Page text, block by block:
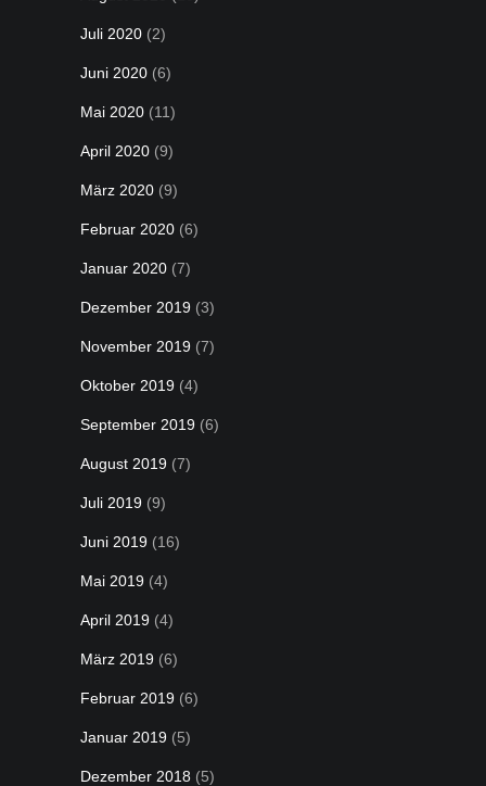
Juli 2020 (2)
Juni 2020 (6)
Mai 2020 (11)
April 2020 (9)
März 2020 (9)
Februar 2020 (6)
Januar 2020 (7)
Dezember 2019 (3)
November 2019 (7)
Oktober 2019 (4)
September 2019 (6)
August 2019 (7)
Juli 2019 (9)
Juni 2019 (16)
Mai 2019 (4)
April 2019 (4)
März 2019 (6)
Februar 2019 (6)
Januar 2019 (5)
Dezember 2018 (5)